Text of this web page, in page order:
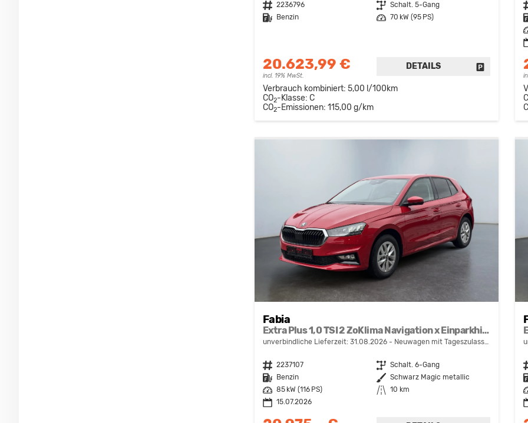
Fahrzeugnr. 2236796 Getriebe Schalt. 5-Gang
Kraftstoff
Benzin Leistung 70 kW (95 PS)
20.623,99 €
incl. 19% MwSt.
DETAILS FAHRZEUG
Verbrauch kombiniert: 5,00 l/100km
CO2-Klasse: C
CO2-Emissionen: 115,00 g/km
Fabia
Extra Plus 1,0 TSI 2 ZoKlima Navigation x Einparkhilfe Kessy beheiztes Lenkrad Sitzheizung Sunset 5J Garantie
unverbindliche Lieferzeit: 31.08.2026 Neuwagen mit Tageszulassung
Fahrzeugnr. 2237107 Getriebe Schalt. 6-Gang
Kraftstoff
Benzin Außenfarbe Schwarz Magic metallic
Leistung
85 kW (116 PS) Kilometerstand
10 km
15.07.2026